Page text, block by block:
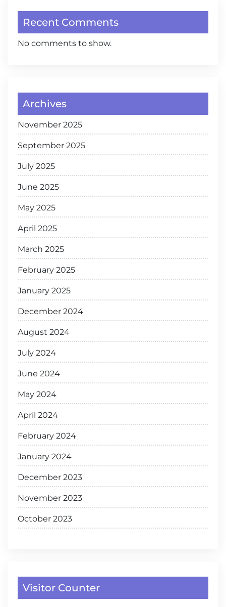
Recent Comments
No comments to show.
Archives
November 2025
September 2025
July 2025
June 2025
May 2025
April 2025
March 2025
February 2025
January 2025
December 2024
August 2024
July 2024
June 2024
May 2024
April 2024
February 2024
January 2024
December 2023
November 2023
October 2023
Visitor Counter